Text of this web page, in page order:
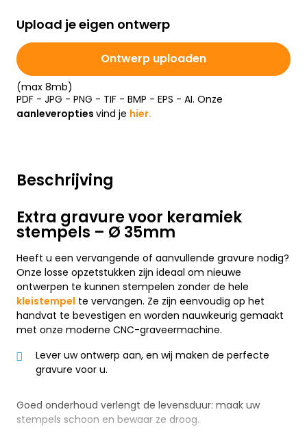
Beschrijving
Extra gravure voor keramiek
stempels – Ø 35mm
Heeft u een vervangende of aanvullende gravure nodig?
Onze losse opzetstukken zijn ideaal om nieuwe
ontwerpen te kunnen stempelen zonder de hele
kleistempel te vervangen. Ze zijn eenvoudig op het
handvat te bevestigen en worden nauwkeurig gemaakt
met onze moderne CNC-graveermachine.
Lever uw ontwerp aan, en wij maken de perfecte
gravure voor u.
Goed onderhoud verlengt de levensduur: maak uw
stempels schoon en bewaar ze droog.
Upload je eigen ontwerp
Ontwerp uploaden
(max 8mb)
PDF - JPG - PNG - TIF - BMP - EPS - AI. Onze
aanleveropties vind je hier.